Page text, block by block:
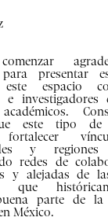
para presentar
este espacio
e investigadores
este tipo de
fortalecer
y
redes de
y alejadas de
que
parte de la
México.